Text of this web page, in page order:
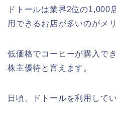
ドトールは業界2位の1,000
用できるお店が多いのがメ
低価格でコーヒーが購入で
株主優待と言えます。
日頃、ドトールを利用して